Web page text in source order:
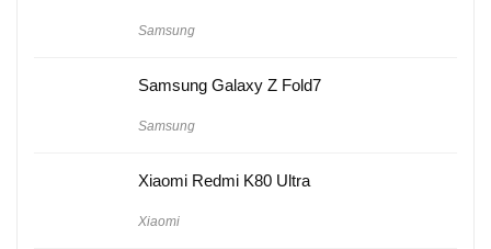
Samsung
Samsung Galaxy Z Fold7
Samsung
Xiaomi Redmi K80 Ultra
Xiaomi